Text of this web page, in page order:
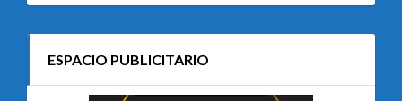
ESPACIO PUBLICITARIO